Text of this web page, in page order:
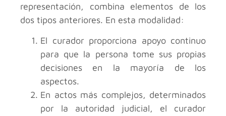
representación, combina elementos de los
dos tipos anteriores. En esta modalidad:
El curador proporciona apoyo continuo
para que la persona tome sus propias
decisiones en la mayoría de los
aspectos.
En actos más complejos, determinados
por la autoridad judicial, el curador